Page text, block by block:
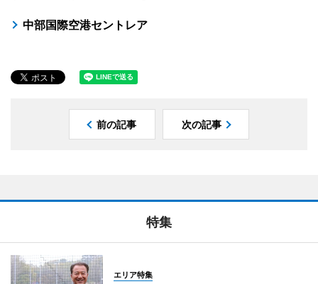
中部国際空港セントレア
前の記事 次の記事
特集
エリア特集